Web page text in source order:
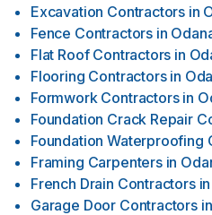
Excavation Contractors in
Fence Contractors in
Flat Roof Contractors in
Flooring Contractors in
Formwork Contractors in
Foundation Crack Repair
Foundation Waterproofing
Framing Carpenters in
French Drain Contractors in
Garage Door Contractors in